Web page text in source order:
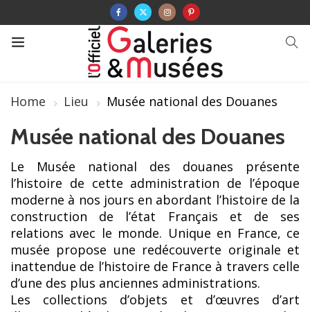
Home Lieu Musée national des Douanes
Musée national des Douanes
Le Musée national des douanes présente
l’histoire de cette administration de l’époque
moderne à nos jours en abordant l’histoire de la
construction de l’état Français et de ses
relations avec le monde. Unique en France, ce
musée propose une redécouverte originale et
inattendue de l’histoire de France à travers celle
d’une des plus anciennes administrations.
Les collections d’objets et d’œuvres d’art